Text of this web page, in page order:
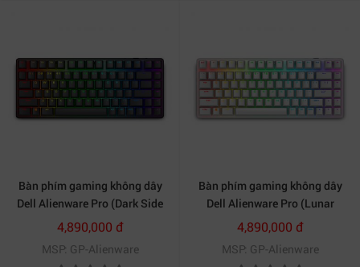
Bàn phím gaming không dây
Dell Alienware Pro (Dark Side
of the Moon)
4,890,000 đ
MSP: GP-Alienware
Bàn phím gaming không dây
Dell Alienware Pro (Lunar
Light)
4,890,000 đ
MSP: GP-Alienware